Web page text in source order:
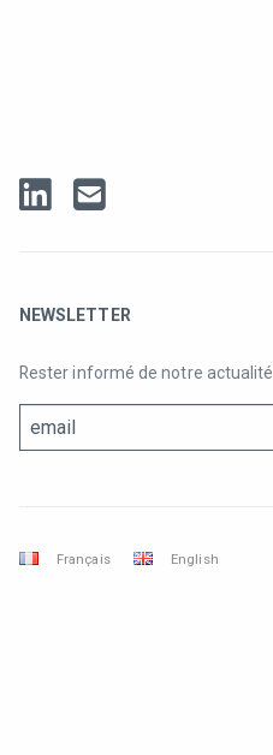
NEWSLETTER
Rester informé de notre actualité.
Français English